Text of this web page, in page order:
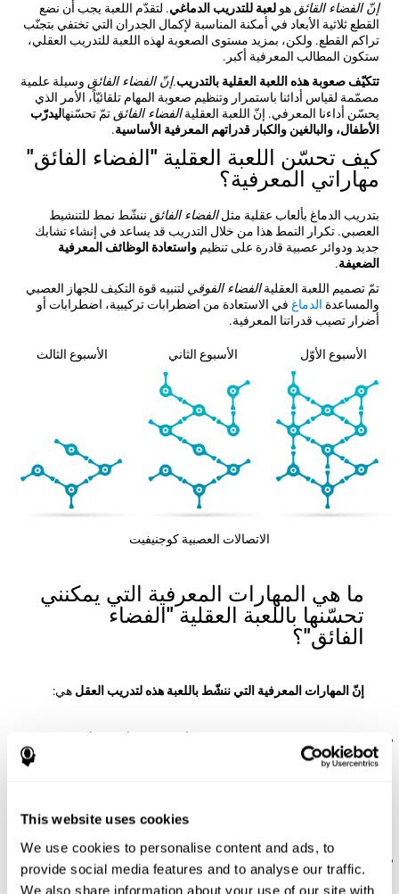
This website uses cookies
We use cookies to personalise content and ads, to
provide social media features and to analyse our traffic.
We also share information about your use of our site with
إنّ الفضاء القائقهولعبة للتدريب الدماغي. لتقدّم اللعبة يجب أن نضع
القطع ثلاثية الأبعاد في أمكنة المناسبة لإكمال الجدران التي تختفي بتجنّب
تراكم القطع. ولكن، بمزيد مستوى الصعوبة لهذه اللعبة للتدريب العقلي،
ستكون المطالب المعرفية أكبر.
تتكيّف صعوبة هذه اللعبة العقلية بالتدريب.إنّ الفضاء الفائق وسيلة علمية
مصمّمة لقياس أدائنا باستمرار وتنظيم صعوبة المهام تلقائيّاً، الأمر الذي
يحسّن أداءنا المعرفي. إنّ اللعبة العقليةالفضاء الفائقتمّ تحسّنهاليدرّب
الأطفال، والبالغين والكبار قدراتهم المعرفية الأساسية.
كيف تحسّن اللعبة العقلية "الفضاء الفائق"
مهاراتي المعرفية؟
بتدريب الدماغ بألعاب عقلية مثلالفضاء الفائق ننشّط نمط للتنشيط
العصبي. تكرار النمط هذا من خلال التدريب قد يساعد في إنشاء تشابك
جديد ودوائر عصبية قادرة على تنظيمواستعادة الوظائف المعرفية
الضعيفة.
تمّ تصميم اللعبة العقليةالفضاء الفوقي لتنبيه قوة التكيف للجهاز العصبي
والمساعدة الدماغ في الاستعادة من اضطرابات تركيبية، اضطرابات أو
أضرار تصيب قدراتنا المعرفية.
الأسبوع الأوّل الأسبوع الثاني الأسبوع الثالث
الاتصالات العصبية كوجنيفيت
ما هي المهارات المعرفية التي يمكنني
تحسّنها باللعبة العقلية "الفضاء
الفائق"؟
إنّ المهارات المعرفية التي ننشّط باللعبة هذه لتدريب العقل هي:
مختلفة بالعقل. بوضع قطع ثلاثية الأبعاد مختلفة في الأمكنة المناسب
(الحجوم، والأشكال، والمسافات...). مثلاً، عندما نفعل أنشطة مثل
القراءة، لأنّنا نفهم ترتيب ومكان كلّ حرف وهو مهمّ لتفسير النص.
الختطيط:
لتقدّم هذه اللعبة العقلية يجب أن نضع القطع بالترتيب
والمكان المحدّد للحصول على الدرجات. بممارسة هذا التمرين